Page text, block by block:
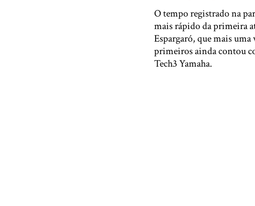
O tempo registrado na
mais rápido da primeira
Espargaró, que mais
primeiros ainda contou
Tech3 Yamaha.